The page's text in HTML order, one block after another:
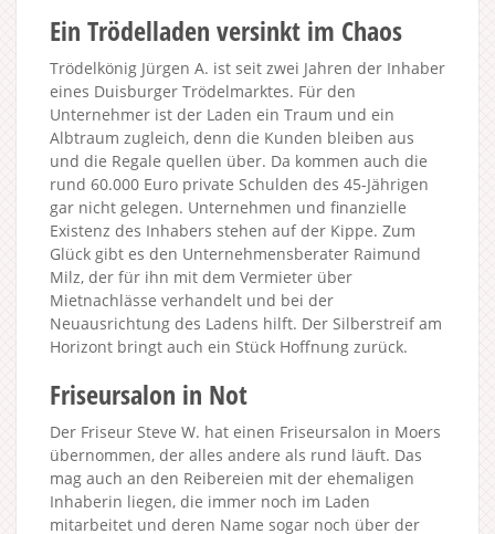
Ein Trödelladen versinkt im Chaos
Trödelkönig Jürgen A. ist seit zwei Jahren der Inhaber
eines Duisburger Trödelmarktes. Für den
Unternehmer ist der Laden ein Traum und ein
Albtraum zugleich, denn die Kunden bleiben aus
und die Regale quellen über. Da kommen auch die
rund 60.000 Euro private Schulden des 45-Jährigen
gar nicht gelegen. Unternehmen und finanzielle
Existenz des Inhabers stehen auf der Kippe. Zum
Glück gibt es den Unternehmensberater Raimund
Milz, der für ihn mit dem Vermieter über
Mietnachlässe verhandelt und bei der
Neuausrichtung des Ladens hilft. Der Silberstreif am
Horizont bringt auch ein Stück Hoffnung zurück.
Friseursalon in Not
Der Friseur Steve W. hat einen Friseursalon in Moers
übernommen, der alles andere als rund läuft. Das
mag auch an den Reibereien mit der ehemaligen
Inhaberin liegen, die immer noch im Laden
mitarbeitet und deren Name sogar noch über der